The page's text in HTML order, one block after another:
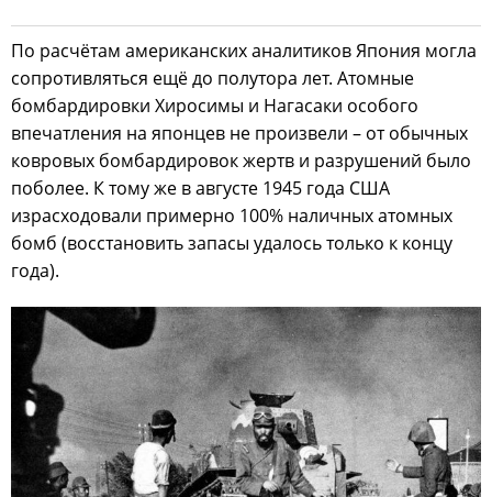
По расчётам американских аналитиков Япония могла
сопротивляться ещё до полутора лет. Атомные
бомбардировки Хиросимы и Нагасаки особого
впечатления на японцев не произвели – от обычных
ковровых бомбардировок жертв и разрушений было
поболее. К тому же в августе 1945 года США
израсходовали примерно 100% наличных атомных
бомб (восстановить запасы удалось только к концу
года).